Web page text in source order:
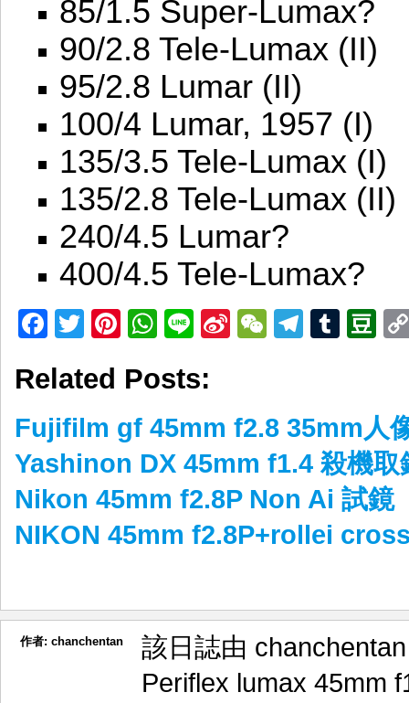
85/1.5 Super-Lumax?
90/2.8 Tele-Lumax (II)
95/2.8 Lumar (II)
100/4 Lumar, 1957 (I)
135/3.5 Tele-Lumax (I)
135/2.8 Tele-Lumax (II)
240/4.5 Lumar?
400/4.5 Tele-Lumax?
Facebook
TwitterPinterest
WhatsApp
LineSinaWeChat
Related Posts:
Fujifilm gf 45mm f2.8 35mm人
Yashinon DX 45mm f1.4 殺機取
Nikon 45mm f2.8P Non Ai 試鏡
NIKON 45mm f2.8P+rollei
作者: chanchentan
該日誌由
Periflex lumax 45mm